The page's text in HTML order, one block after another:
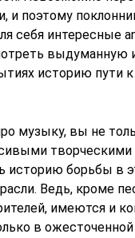
и поэтому
себя интересные
выдуманную
историю пути к
музыку, вы не
творческими
историю борьбы в
Ведь, кроме
имеются и
в